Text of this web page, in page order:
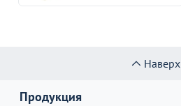
Наверх
Продукция